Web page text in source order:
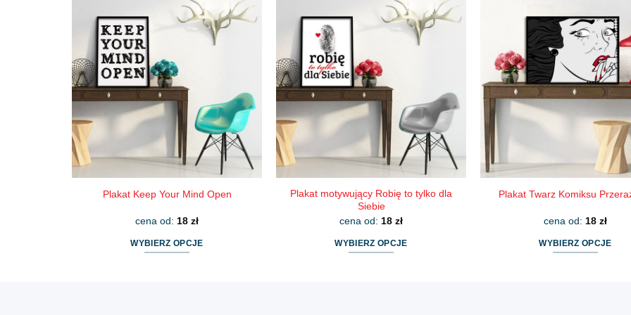
wiele
wariantów.
można
wybrać
stronie
produktu
wiele
wariantów.
można
wybrać
stronie
produktu
wiele
wariantów.
Opcje
można
wybrać
na
produktu
Plakat Keep Your Mind Open
cena od: 18 zł
WYBIERZ OPCJE
Plakat motywujący Robię to tylko dla
Siebie
cena od: 18 zł
WYBIERZ OPCJE
Plakat Twarz Komiksu
cena od: 18 zł
WYBIERZ OPCJE